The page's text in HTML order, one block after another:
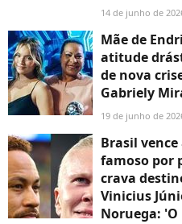
14 de junho de
Mãe de
atitude
de nova
Gabriely
19 de junho de
Brasil vence
famoso por
crava
Vinicius
Noruega: